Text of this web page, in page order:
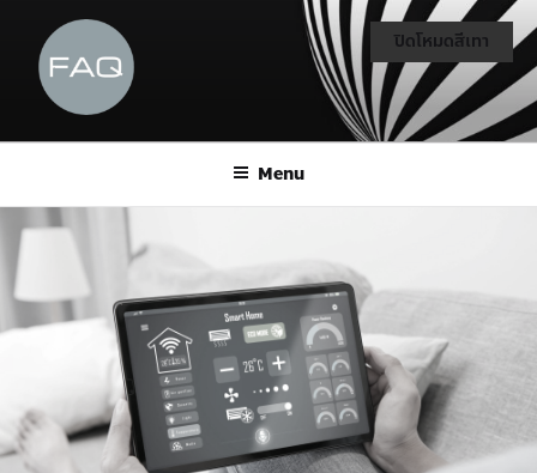
Menu
ปิดโหมดสีเทา